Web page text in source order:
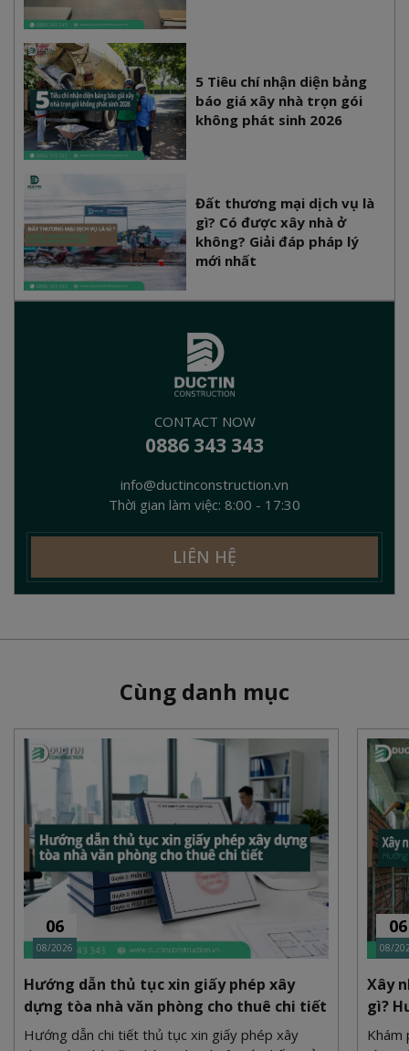
5 Tiêu chí nhận diện bảng
báo giá xây nhà trọn gói
không phát sinh 2026
Đất thương mại dịch vụ là
gì? Có được xây nhà ở
không? Giải đáp pháp lý
mới nhất
CONTACT NOW
0886 343 343
info@ductinconstruction.vn
Thời gian làm việc: 8:00 - 17:30
LIÊN HỆ
Cùng danh mục
06
08/2026
Hướng dẫn thủ tục xin giấy phép xây
dựng tòa nhà văn phòng cho thuê chi tiết
Hướng dẫn chi tiết thủ tục xin giấy phép xây
06
08/
Xây
gì?
Khám